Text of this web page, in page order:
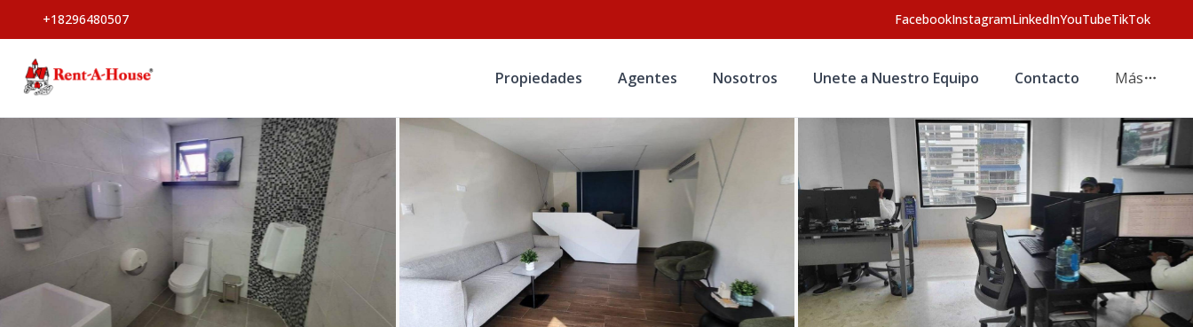
+18296480507 FacebookInstagramLinkedInYouTubeTikTok
Propiedades Agentes Nosotros Unete a Nuestro Equipo Contacto Más